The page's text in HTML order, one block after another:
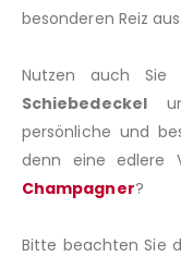
besonderen Reiz aus.
Nutzen auch Sie
Schiebedeckel
persönliche und
denn eine edlere
Champagner?
Bitte beachten Sie